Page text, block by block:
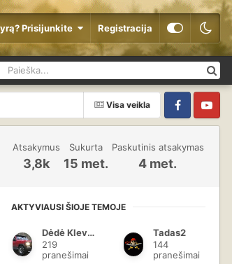
Prisijunkite Registracija
Visa veikla
FacebookYouTube
Atsakymus
3,8k
Sukurta
15 met.
Paskutinis atsakymas
4 met.
AKTYVIAUSI ŠIOJE TEMOJE
Dėdė Klevas
219
pranešimai
Tadas2
144
pranešimai